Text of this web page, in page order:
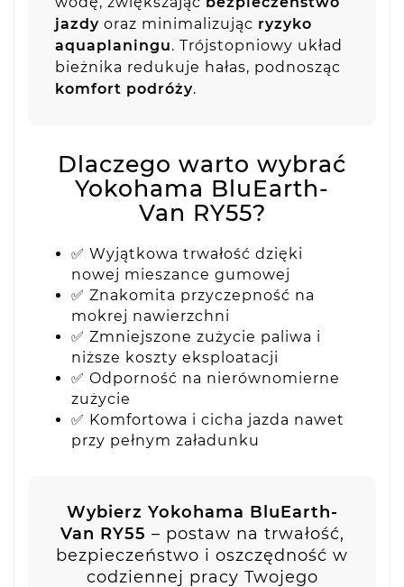
jazdy oraz minimalizując ryzyko
aquaplaningu. Trójstopniowy układ
bieżnika redukuje hałas, podnosząc
komfort podróży.
Dlaczego warto wybrać
Yokohama BluEarth-
Van RY55?
✅ Wyjątkowa trwałość dzięki
nowej mieszance gumowej
✅ Znakomita przyczepność na
mokrej nawierzchni
✅ Zmniejszone zużycie paliwa i
niższe koszty eksploatacji
✅ Odporność na nierównomierne
zużycie
✅ Komfortowa i cicha jazda nawet
przy pełnym załadunku
Wybierz Yokohama BluEarth-
Van RY55 – postaw na trwałość,
bezpieczeństwo i oszczędność w
codziennej pracy Twojego